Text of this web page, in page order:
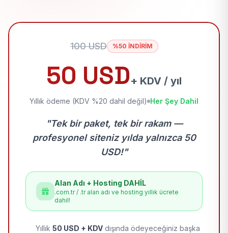
100 USD %50 İNDİRİM
50 USD+ KDV / yıl
Yıllık ödeme (KDV %20 dahil değil) Her Şey Dahil
"Tek bir paket, tek bir rakam —
profesyonel siteniz yılda yalnızca 50
USD!"
Alan Adı + Hosting DAHİL
.com.tr / .tr alan adı ve hosting yıllık ücrete
dahil!
Yıllık 50 USD + KDV dışında ödeyeceğiniz başka